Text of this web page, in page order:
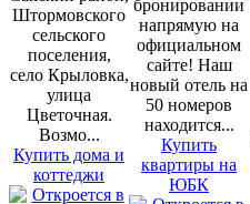
Штормовского
сельского
поселения,
село Крыловка,
улица
Цветочная.
Возмо...
Купить дома и
коттеджи
бронировании
напрямую на
официальном
сайте! Наш
новый отель на
50 номеров
находится...
Купить
квартиры на
ЮБК